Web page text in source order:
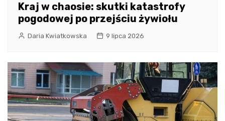
Kraj w chaosie: skutki katastrofy
pogodowej po przejściu żywiołu
Daria Kwiatkowska 9 lipca 2026